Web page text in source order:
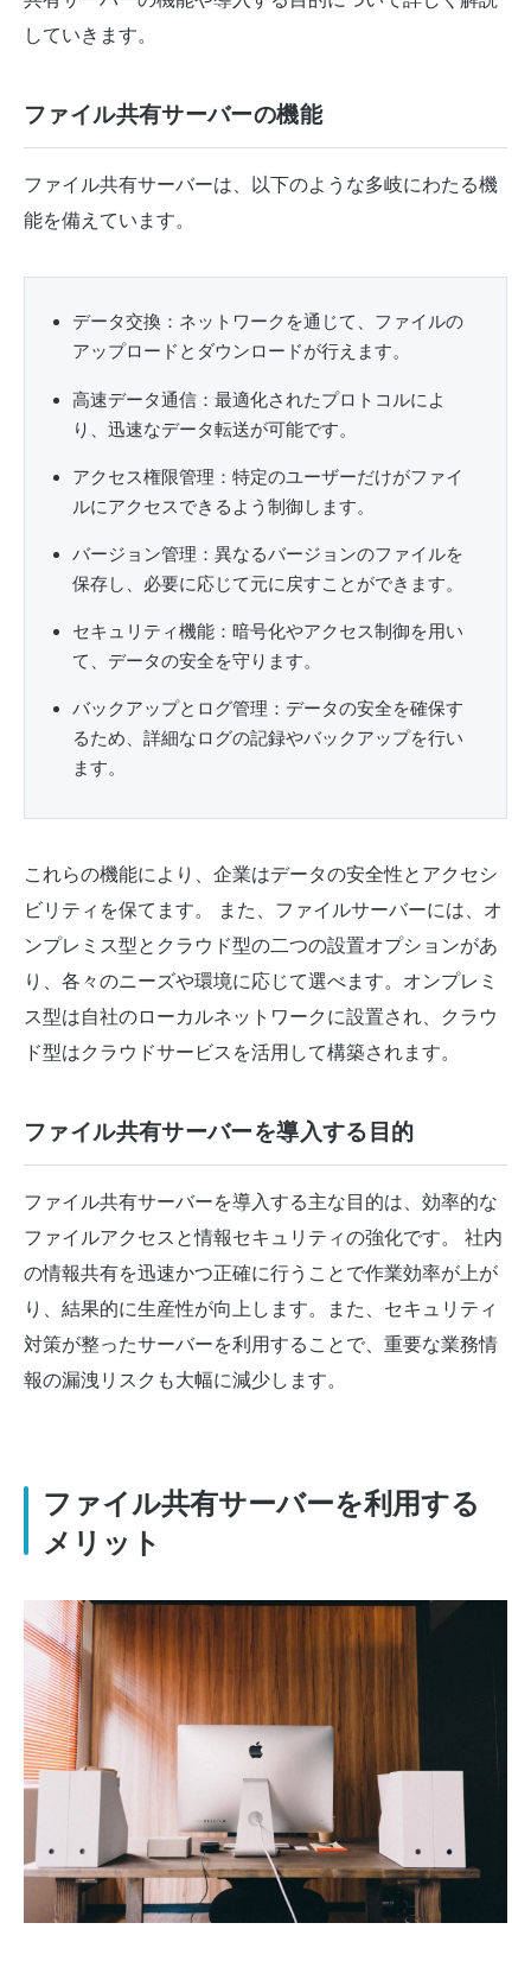
していきます。
ファイル共有サーバーの機能
ファイル共有サーバーは、以下のような多岐にわたる機
能を備えています。
データ交換：ネットワークを通じて、ファイルの
アップロードとダウンロードが行えます。
高速データ通信：最適化されたプロトコルによ
り、迅速なデータ転送が可能です。
アクセス権限管理：特定のユーザーだけがファイ
ルにアクセスできるよう制御します。
バージョン管理：異なるバージョンのファイルを
保存し、必要に応じて元に戻すことができます。
セキュリティ機能：暗号化やアクセス制御を用い
て、データの安全を守ります。
バックアップとログ管理：データの安全を確保す
るため、詳細なログの記録やバックアップを行い
ます。
これらの機能により、企業はデータの安全性とアクセシ
ビリティを保てます。 また、ファイルサーバーには、オ
ンプレミス型とクラウド型の二つの設置オプションがあ
り、各々のニーズや環境に応じて選べます。オンプレミ
ス型は自社のローカルネットワークに設置され、クラウ
ド型はクラウドサービスを活用して構築されます。
ファイル共有サーバーを導入する目的
ファイル共有サーバーを導入する主な目的は、効率的な
ファイルアクセスと情報セキュリティの強化です。 社内
の情報共有を迅速かつ正確に行うことで作業効率が上が
り、結果的に生産性が向上します。また、セキュリティ
対策が整ったサーバーを利用することで、重要な業務情
報の漏洩リスクも大幅に減少します。
ファイル共有サーバーを利用する
メリット